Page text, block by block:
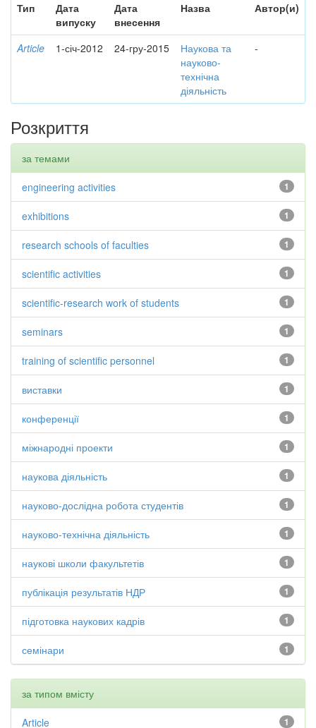
Тип
Дата
випуску
Дата
внесення
Назва Автор(и)
Article 1-січ-2012 24-гру-2015
Наукова та
науково-
технічна
діяльність
-
Розкриття
за темами
1
engineering activities
1
exhibitions
1
research schools of faculties
1
scientific activities
1
scientific-research work of students
1
seminars
1
training of scientific personnel
1
виставки
1
конференції
1
міжнародні проекти
1
наукова діяльність
1
науково-дослідна робота студентів
1
науково-технічна діяльність
1
наукові школи факультетів
1
публікація результатів НДР
1
підготовка наукових кадрів
1
семінари
за типом вмісту
1
Article